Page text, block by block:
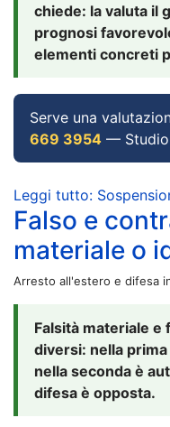
chiede: la valuta il
prognosi
elementi concreti
Serve una
669 3954 — Studio
Leggi tutto:
Falso e
materiale o
Arresto all'estero e difesa
Falsità materiale e
diversi: nella
nella seconda è
difesa è opposta.